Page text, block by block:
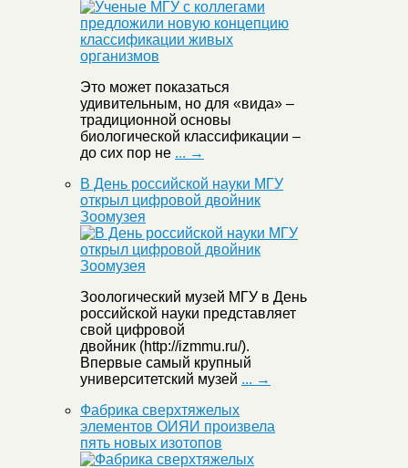
Это может показаться
удивительным, но для «вида» –
традиционной основы
биологической классификации –
до сих пор не ... →
В День российской науки МГУ
открыл цифровой двойник
Зоомузея
Зоологический музей МГУ в День
российской науки представляет
свой цифровой
двойник (http://izmmu.ru/).
Впервые самый крупный
университетский музей ... →
Фабрика сверхтяжелых
элементов ОИЯИ произвела
пять новых изотопов